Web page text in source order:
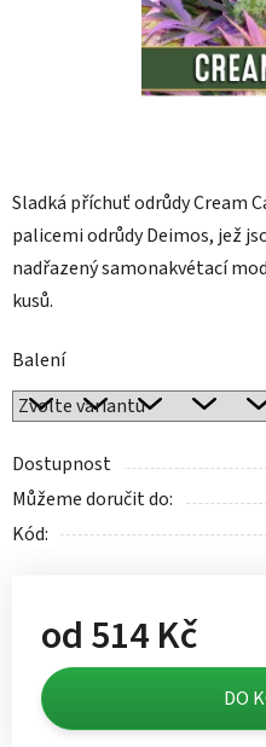
Sladká příchuť odrůdy Cream
palicemi odrůdy Deimos, jež
nadřazený samonakvétací
kusů.
Balení
Dostupnost
Můžeme doručit do:
Kód:
od514 Kč
Měrná cena:
DO